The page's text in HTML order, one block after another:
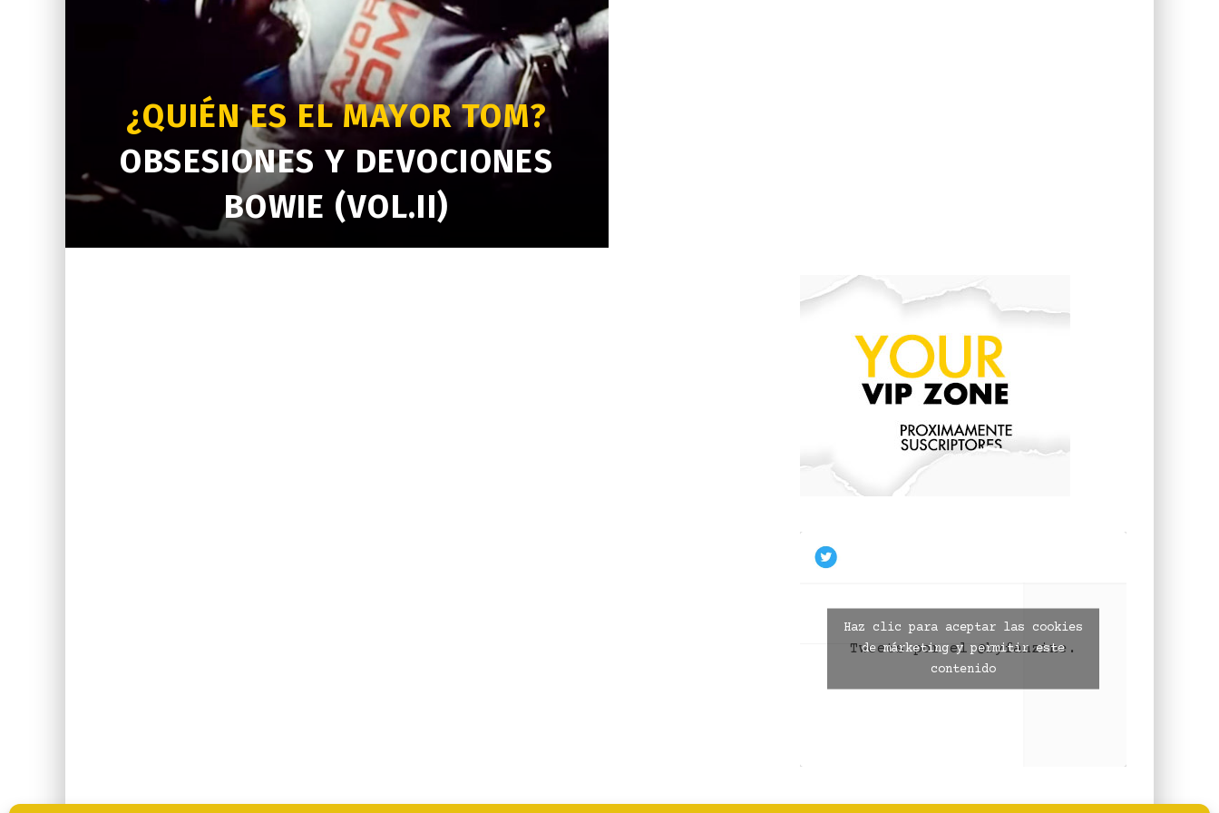
¿QUIÉN ES EL MAYOR TOM?
OBSESIONES Y DEVOCIONES
BOWIE (VOL.II)
Tweets por el @byfanzine.
Haz clic para aceptar las cookies
de márketing y permitir este
contenido